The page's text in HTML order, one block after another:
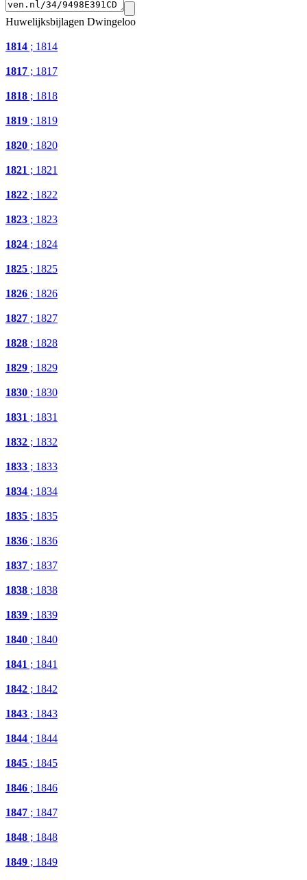
Huwelijksbijlagen Dwingeloo
1814 ; 1814
1817 ; 1817
1818 ; 1818
1819 ; 1819
1820 ; 1820
1821 ; 1821
1822 ; 1822
1823 ; 1823
1824 ; 1824
1825 ; 1825
1826 ; 1826
1827 ; 1827
1828 ; 1828
1829 ; 1829
1830 ; 1830
1831 ; 1831
1832 ; 1832
1833 ; 1833
1834 ; 1834
1835 ; 1835
1836 ; 1836
1837 ; 1837
1838 ; 1838
1839 ; 1839
1840 ; 1840
1841 ; 1841
1842 ; 1842
1843 ; 1843
1844 ; 1844
1845 ; 1845
1846 ; 1846
1847 ; 1847
1848 ; 1848
1849 ; 1849